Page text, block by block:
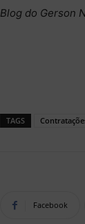
Blog do Gerson
TAGS
Facebook